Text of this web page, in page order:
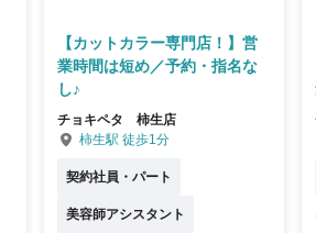
【カットカラー専門店！】営
業時間は短め／予約・指名な
し♪
チョキペタ 柿生店
柿生駅 徒歩1分
契約社員・パート
美容師アシスタント